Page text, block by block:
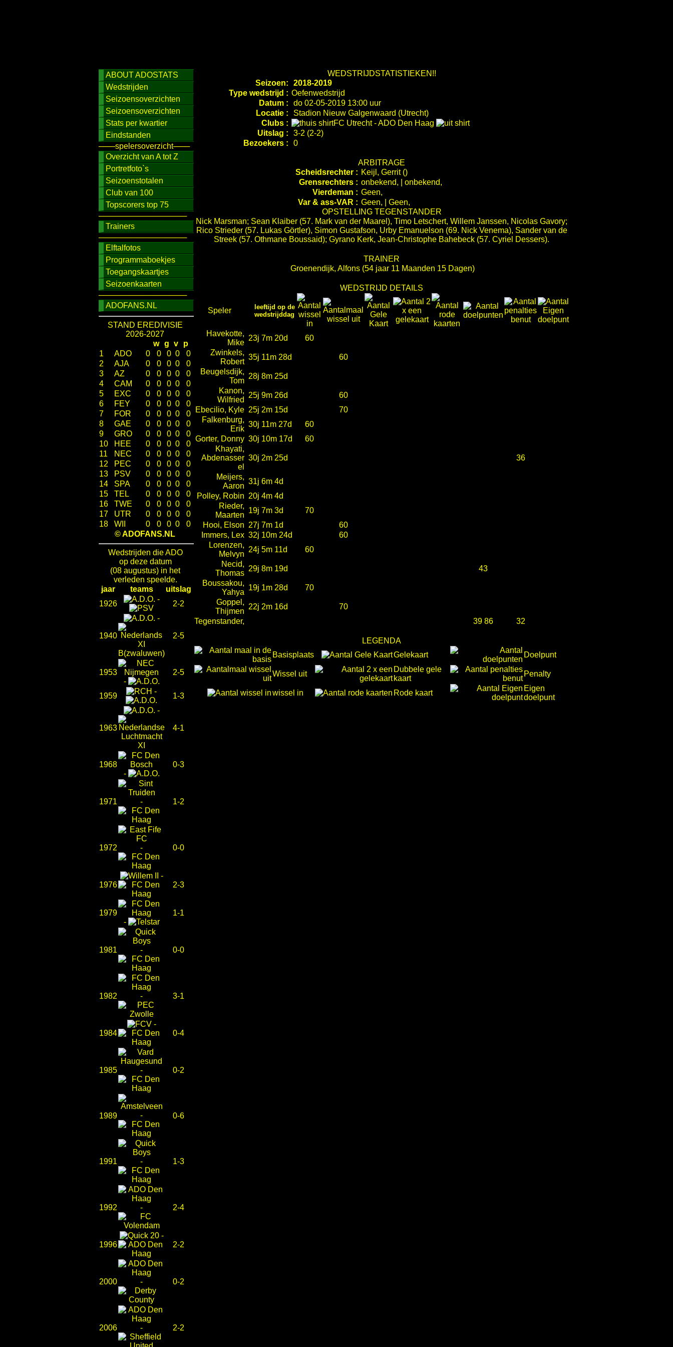
ABOUT ADOSTATS
Wedstrijden
Seizoensoverzichten
Seizoensoverzichten
Stats per kwartier
Eindstanden
───spelersoverzicht───
Overzicht van A tot Z
Portretfoto`s
Seizoenstotalen
Club van 100
Topscorers top 75
────────────────
Trainers
────────────────
Elftalfotos
Programmaboekjes
Toegangskaartjes
Seizoenkaarten
────────────────
ADOFANS.NL
STAND EREDIVISIE
2026-2027
w g v
p
1
ADO 0 0 0 0
0
2
AJA 0 0 0 0
0
3
AZ 0 0 0 0
0
4
CAM 0 0 0 0
0
5
EXC 0 0 0 0
0
6
FEY 0 0 0 0
0
7
FOR 0 0 0 0
0
8
GAE 0 0 0 0
0
9
GRO 0 0 0 0
0
10
HEE 0 0 0 0
0
11
NEC 0 0 0 0
0
12
PEC 0 0 0 0
0
13
PSV 0 0 0 0
0
14
SPA 0 0 0 0
0
15
TEL 0 0 0 0
0
16
TWE 0 0 0 0
0
17
UTR 0 0 0 0
0
18
WII 0 0 0 0
0
© ADOFANS.NL
Wedstrijden die ADO
op deze datum
(08 augustus) in het
verleden speelde.
jaar
teams
uitslag
1926
-
2-2
1940
-
2-5
1953
-
2-5
1959
-
1-3
1963
-
4-1
1968
-
0-3
1971 - 1-2
1972 - 0-0
1976
-
2-3
1979
-
1-1
1981 - 0-0
1982 - 3-1
1984
-
0-4
1985 - 0-2
1989 - 0-6
1991 - 1-3
1992 - 2-4
1996
-
2-2
2000 - 0-2
2006 - 2-2
WEDSTRIJDSTATISTIEKEN!!
Seizoen:
2018-2019
Type wedstrijd : Oefenwedstrijd
Datum :
do 02-05-2019 13:00 uur
Locatie :
Stadion Nieuw Galgenwaard (Utrecht)
Clubs :
FC Utrecht-ADO Den Haag
Uitslag :
3-2 (2-2)
Bezoekers :
0
ARBITRAGE
Scheidsrechter : Keijl, Gerrit ()
Grensrechters : onbekend, | onbekend,
Vierdeman : Geen,
Var & ass-VAR : Geen, | Geen,
OPSTELLING TEGENSTANDER
Nick Marsman; Sean Klaiber (57. Mark van der Maarel), Timo Letschert, Willem Janssen, Nicolas Gavory;
Rico Strieder (57. Lukas Görtler), Simon Gustafson, Urby Emanuelson (69. Nick Venema), Sander van de
Streek (57. Othmane Boussaid); Gyrano Kerk, Jean-Christophe Bahebeck (57. Cyriel Dessers).
TRAINER
Groenendijk, Alfons (54 jaar 11 Maanden 15 Dagen)
WEDSTRIJD DETAILS
Speler
leeftijd op de
wedstrijddag
Havekotte,
Mike
23j 7m 20d
60
Zwinkels,
Robert
35j 11m 28d
60
Beugelsdijk,
Tom
28j 8m 25d
Kanon,
Wilfried
25j 9m 26d
60
Ebecilio, Kyle 25j 2m 15d
70
Falkenburg,
Erik
30j 11m 27d
60
Gorter, Donny 30j 10m 17d
60
Khayati,
Abdenasser
el
30j 2m 25d 36
Meijers,
Aaron
31j 6m 4d
Polley, Robin 20j 4m 4d
Rieder,
Maarten
19j 7m 3d
70
Hooi, Elson 27j 7m 1d
60
Immers, Lex 32j 10m 24d
60
Lorenzen,
Melvyn
24j 5m 11d
60
Necid,
Thomas
29j 8m 19d
43
Boussakou,
Yahya
19j 1m 28d
70
Goppel,
Thijmen
22j 2m 16d
70
Tegenstander,
39 86 32
LEGENDA
Basisplaats
Gelekaart Doelpunt
Wissel uit
Dubbele gele
kaart
Penalty
wissel in Rode kaart
Eigen
doelpunt